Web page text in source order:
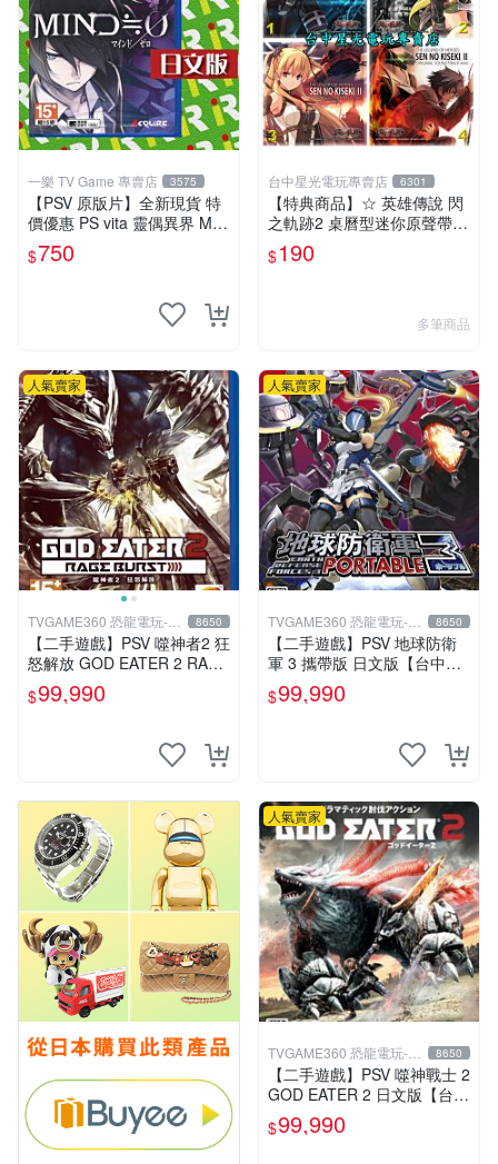
一樂 TV Game 專賣店 3575
【PSV 原版片】全新現貨 特
價優惠 PS vita 靈偶異界 MIN
D≒0 亞日版 日文版【台中一
樂電玩】
$750
台中星光電玩專賣店 6301
【特典商品】☆ 英雄傳說 閃
之軌跡2 桌曆型迷你原聲帶 C
D ☆全新品【現貨供應 可挑
款】台中星光電玩
$190
多筆商品
人氣賣家
TVGAME360 恐龍電玩-台
中店
8650
【二手遊戲】PSV 噬神者2 狂
怒解放 GOD EATER 2 RAGE
BURST 中文版【台中恐龍電
玩】
$99,990
人氣賣家
TVGAME360 恐龍電玩-台
中店
8650
【二手遊戲】PSV 地球防衛
軍 3 攜帶版 日文版【台中恐
龍電玩】
$99,990
人氣賣家
TVGAME360 恐龍電玩-台
中店
8650
【二手遊戲】PSV 噬神戰士 2
GOD EATER 2 日文版【台中
恐龍電玩】
$99,990